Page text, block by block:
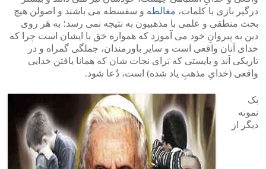
درگیر بازی با کلمات، مغالطه و سفسطه می باشند و اصولن هیچ
بحث منطقی و علمی با مذهبیون به نتیجه نمی رسد؛ به هَر روی
دین به پیروانِ خود می آموزد که همواره حَق با ایشان است چرا که
خدای آنان واقعی است و سایر باورمندان، جملگی گمراه و در
تاریکی اَند و بایستی که بَرای نجات شان که همانا یافتن خدایی
واقعی (خدایِ مذهبِ یاد شده) است، دُعا شود.
یک
نمونه
دیگر از